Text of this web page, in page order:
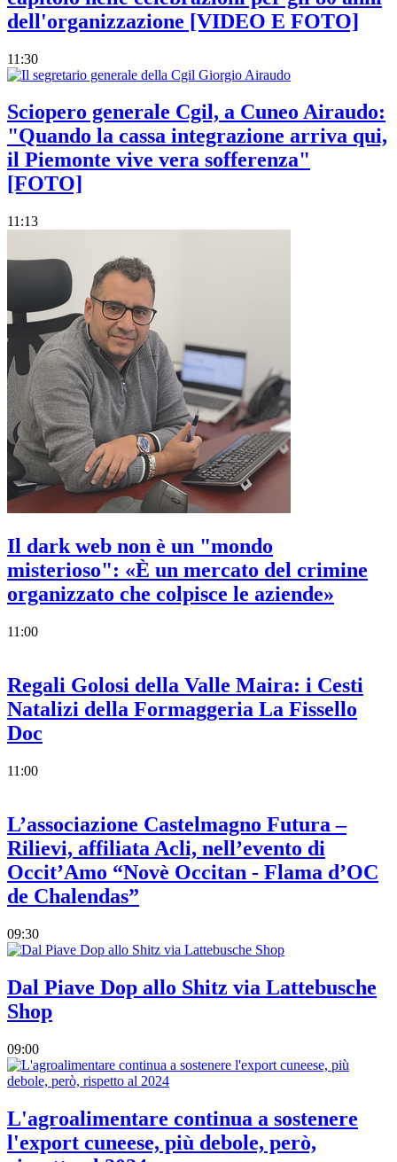
dell'organizzazione [VIDEO E FOTO]
11:30
Sciopero generale Cgil, a Cuneo Airaudo:
"Quando la cassa integrazione arriva qui,
il Piemonte vive vera sofferenza"
[FOTO]
11:13
Il dark web non è un "mondo
misterioso": «È un mercato del crimine
organizzato che colpisce le aziende»
11:00
Regali Golosi della Valle Maira: i Cesti
Natalizi della Formaggeria La Fissello
Doc
11:00
L’associazione Castelmagno Futura –
Rilievi, affiliata Acli, nell’evento di
Occit’Amo “Novè Occitan - Flama d’OC
de Chalendas”
09:30
Dal Piave Dop allo Shitz via Lattebusche
Shop
09:00
L'agroalimentare continua a sostenere
l'export cuneese, più debole, però,